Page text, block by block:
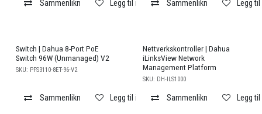
Sammenlikn Legg til i ønskelisteSammenlikn Legg
Switch | Dahua 8-Port PoE
Switch 96W (Unmanaged) V2
SKU: PFS3110-8ET-96-V2
Sammenlikn Legg til i ønskeliste
EoL
Nettverkskontroller | Dahua
iLinksView Network
Management Platform
SKU: DH-ILS1000
Sammenlikn Legg